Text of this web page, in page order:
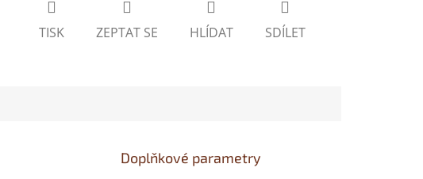
TISK ZEPTAT SE HLÍDAT SDÍLET
Doplňkové parametry